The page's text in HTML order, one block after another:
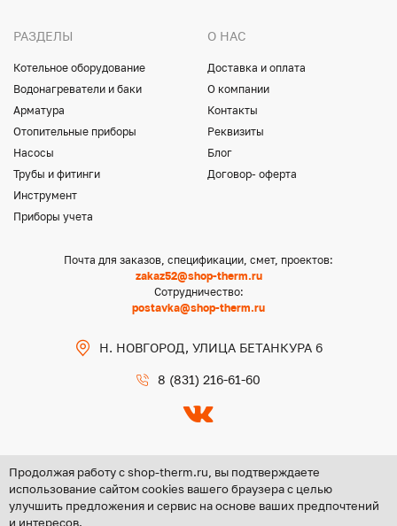
РАЗДЕЛЫ
Котельное оборудование
Водонагреватели и баки
Арматура
Отопительные приборы
Насосы
Трубы и фитинги
Инструмент
Приборы учета
О НАС
Доставка и оплата
О компании
Контакты
Реквизиты
Блог
Договор- оферта
Почта для заказов, спецификации, смет, проектов:
zakaz52@shop-therm.ru
Сотрудничество:
postavka@shop-therm.ru
Н. НОВГОРОД, УЛИЦА БЕТАНКУРА 6
8 (831) 216-61-60
Copyright @ 2026 ООО «ЦЕНТР ГРУПП НН»
Продолжая работу с shop-therm.ru, вы подтверждаете
использование сайтом cookies вашего браузера с целью
улучшить предложения и сервис на основе ваших предпочтений
и интересов.